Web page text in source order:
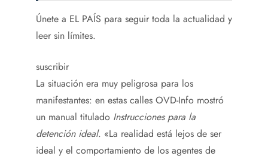
Únete a EL PAÍS para seguir toda la actualidad y
leer sin límites.
suscribir
La situación era muy peligrosa para los
manifestantes: en estas calles OVD-Info mostró
un manual titulado Instrucciones para la
detención ideal. «La realidad está lejos de ser
ideal y el comportamiento de los agentes de